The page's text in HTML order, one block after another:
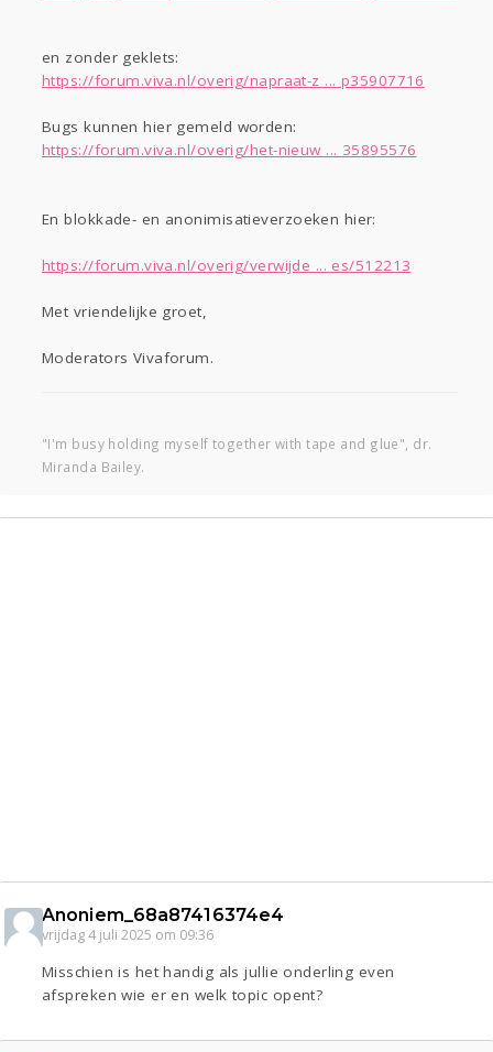
en zonder geklets:
https://forum.viva.nl/overig/napraat-z ... p35907716
Bugs kunnen hier gemeld worden:
https://forum.viva.nl/overig/het-nieuw ... 35895576
En blokkade- en anonimisatieverzoeken hier:
https://forum.viva.nl/overig/verwijde ... es/512213
Met vriendelijke groet,
Moderators Vivaforum.
"I'm busy holding myself together with tape and glue", dr.
Miranda Bailey.
Anoniem_68a87416374e4
vrijdag 4 juli 2025 om 09:36
Misschien is het handig als jullie onderling even
afspreken wie er en welk topic opent?